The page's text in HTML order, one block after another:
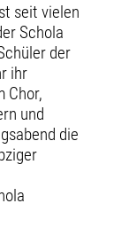
seit vielen
Schola
der
ihr
Chor,
und
die